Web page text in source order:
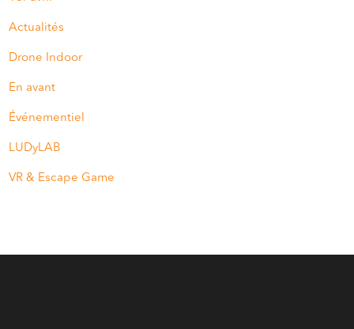
Actualités
Drone Indoor
En avant
Événementiel
LUDyLAB
VR & Escape Game